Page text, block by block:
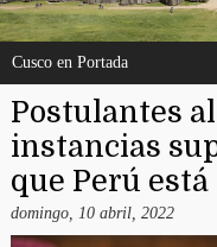
Cusco en Portada
Postulantes
instancias
que Perú
domingo, 10 abril, 2022